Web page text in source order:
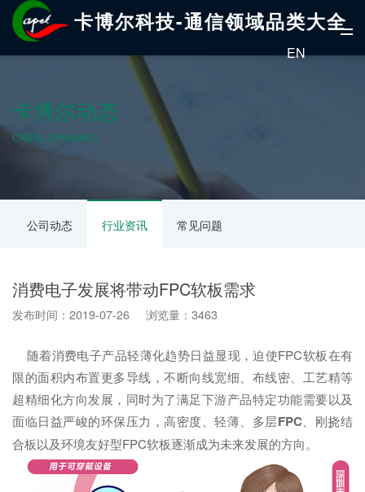
卡博尔科技-通信领域品类大全
EN
卡博尔动态
CABOL DYNAMICS
公司动态 行业资讯 常见问题
消费电子发展将带动FPC软板需求
发布时间：2019-07-26 浏览量：3463
随着消费电子产品轻薄化趋势日益显现，迫使FPC软板在有
限的面积内布置更多导线，不断向线宽细、布线密、工艺精等
超精细化方向发展，同时为了满足下游产品特定功能需要以及
面临日益严峻的环保压力，高密度、轻薄、多层FPC、刚挠结
合板以及环境友好型FPC软板逐渐成为未来发展的方向。